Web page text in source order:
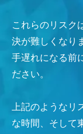
これらのリスク
決が難しくなり
手遅れになる前
ださい。
上記のような
な時間、そして